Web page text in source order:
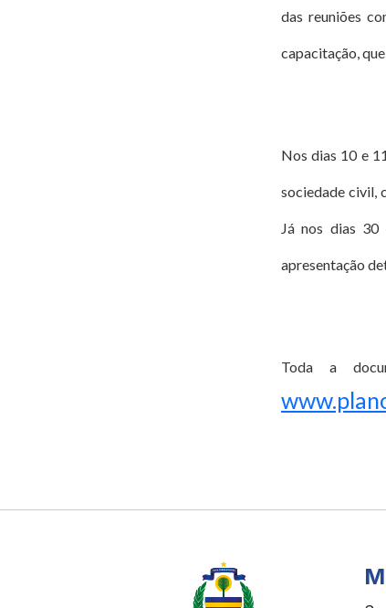
das reuniões
capacitação,
Nos dias 10 e
sociedade civil,
Já nos dias
apresentação
Toda a